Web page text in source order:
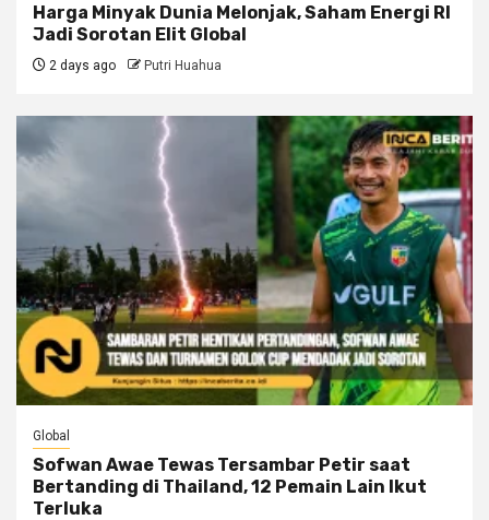
Harga Minyak Dunia Melonjak, Saham Energi RI
Jadi Sorotan Elit Global
2 days ago Putri Huahua
Global
Sofwan Awae Tewas Tersambar Petir saat
Bertanding di Thailand, 12 Pemain Lain Ikut
Terluka